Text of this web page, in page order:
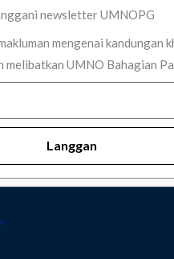
newsletter UMNOPG
mengenai kandungan
melibatkan UMNO Bahagian
Langgan